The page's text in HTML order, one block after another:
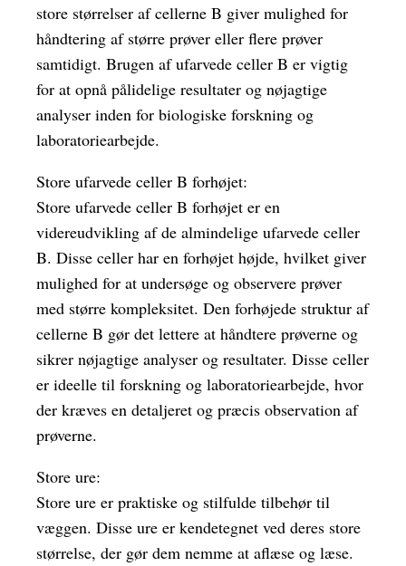
store størrelser af cellerne B giver mulighed for
håndtering af større prøver eller flere prøver
samtidigt. Brugen af ufarvede celler B er vigtig
for at opnå pålidelige resultater og nøjagtige
analyser inden for biologiske forskning og
laboratoriearbejde.
Store ufarvede celler B forhøjet:
Store ufarvede celler B forhøjet er en
videreudvikling af de almindelige ufarvede celler
B. Disse celler har en forhøjet højde, hvilket giver
mulighed for at undersøge og observere prøver
med større kompleksitet. Den forhøjede struktur af
cellerne B gør det lettere at håndtere prøverne og
sikrer nøjagtige analyser og resultater. Disse celler
er ideelle til forskning og laboratoriearbejde, hvor
der kræves en detaljeret og præcis observation af
prøverne.
Store ure:
Store ure er praktiske og stilfulde tilbehør til
væggen. Disse ure er kendetegnet ved deres store
størrelse, der gør dem nemme at aflæse og læse.